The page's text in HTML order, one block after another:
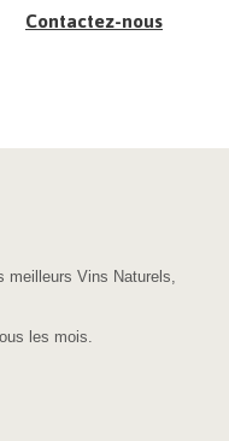
Contactez-nous
meilleurs Vins Naturels,
les mois.